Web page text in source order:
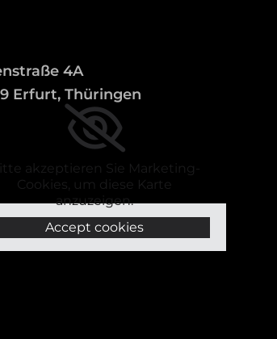
4A
Erfurt, Thüringen
akzeptieren Sie Marketing-
Cookies, um diese Karte
anzuzeigen.
Accept cookies